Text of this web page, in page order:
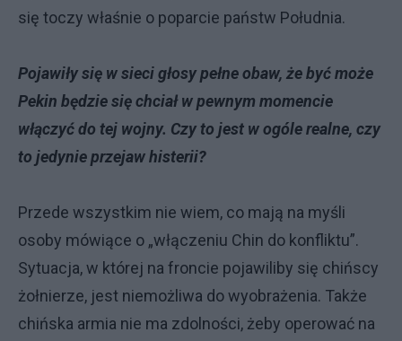
się toczy właśnie o poparcie państw Południa.
Pojawiły się w sieci głosy pełne obaw, że być może
Pekin będzie się chciał w pewnym momencie
włączyć do tej wojny. Czy to jest w ogóle realne, czy
to jedynie przejaw histerii?
Przede wszystkim nie wiem, co mają na myśli
osoby mówiące o „włączeniu Chin do konfliktu”.
Sytuacja, w której na froncie pojawiliby się chińscy
żołnierze, jest niemożliwa do wyobrażenia. Także
chińska armia nie ma zdolności, żeby operować na